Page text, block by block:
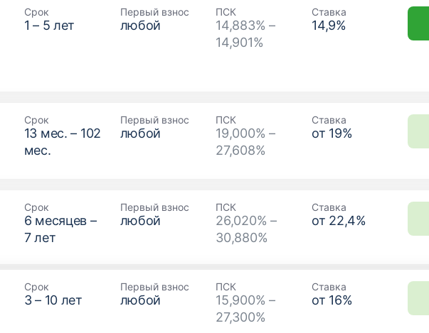
Срок
1 – 5 лет
Первый взнос
любой
ПСК
14,883% –
14,901%
Ставка
14,9%
Срок
13 мес. – 102
мес.
Первый взнос
любой
ПСК
19,000% –
27,608%
Ставка
от 19%
Срок
6 месяцев –
7лет
Первый взнос
любой
ПСК
26,020% –
30,880%
Ставка
от 22,4%
Срок
3– 10 лет
Первый взнос
любой
ПСК
15,900% –
27,300%
Ставка
от 16%